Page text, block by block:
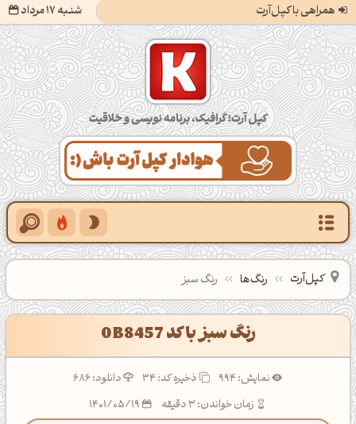
همراهی با کپل‌آرت شنبه 17 مرداد کپل‌آرت؛ گرافیک، برنامه‌نویسی و خلاقیت
کپل‌آرت رنگ‌ها رنگ سبز
رنگ سبز با کد 0B8457
نمایش: 994 ذخیره کد:34
دانلود: 686
زمان خواندن: 3 دقیقه